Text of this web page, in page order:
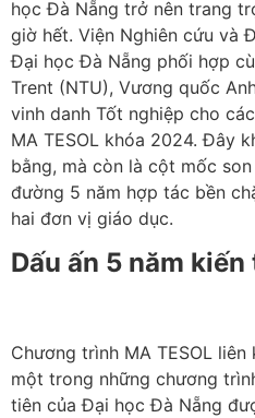
học Đà Nẵng trở nên trang
giờ hết. Viện Nghiên cứu và
Đại học Đà Nẵng phối hợp
Trent (NTU), Vương quốc
vinh danh Tốt nghiệp cho
MA TESOL khóa 2024. Đây
bằng, mà còn là cột mốc
đường 5 năm hợp tác bền
hai đơn vị giáo dục.
Dấu ấn 5 năm
Chương trình MA TESOL
một trong những chương
tiên của Đại học Đà Nẵng